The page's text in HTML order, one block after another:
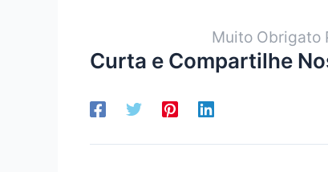
Muito Obrigato
Curta e Compartilhe